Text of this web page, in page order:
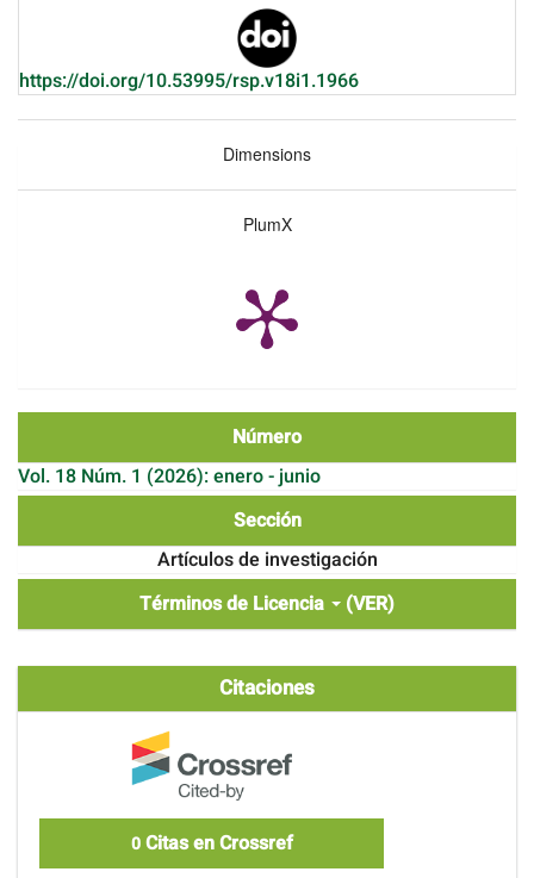
https://doi.org/10.53995/rsp.v18i1.1966
Dimensions
PlumX
Número
Vol. 18 Núm. 1 (2026): enero - junio
Sección
Artículos de investigación
Términos de Licencia
(VER)
Citaciones
0Citas en Crossref